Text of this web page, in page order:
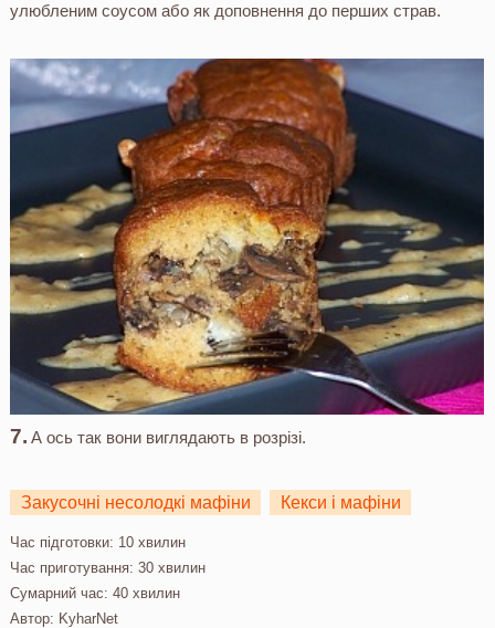
улюбленим соусом або як доповнення до перших страв.
А ось так вони виглядають в розрізі.
Закусочні несолодкі мафіни Кекси і мафіни
Час підготовки: 10 хвилин
Час приготування: 30 хвилин
Сумарний час: 40 хвилин
Автор: KyharNet